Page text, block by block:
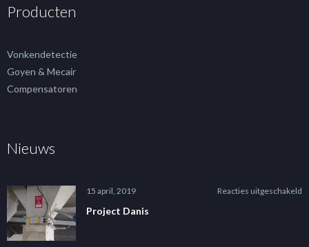
Producten
Vonkendetectie
Goyen & Mecair
Compensatoren
Nieuws
15 april, 2019 Reacties uitgeschakeld
Project Danis